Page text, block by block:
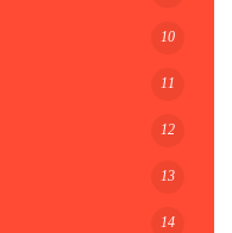
10
11
12
13
14